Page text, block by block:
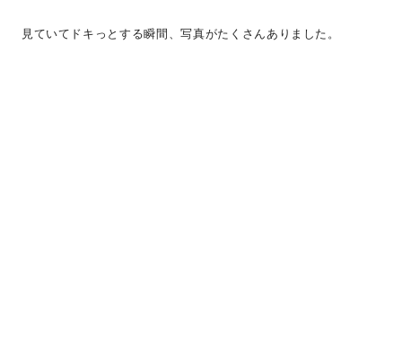
見ていてドキっとする瞬間、写真がたくさんありました。